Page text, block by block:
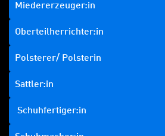
Miedererzeuger:in
Oberteilherrichter:in
Polsterer/ Polsterin
Sattler:in
Schuhfertiger:in